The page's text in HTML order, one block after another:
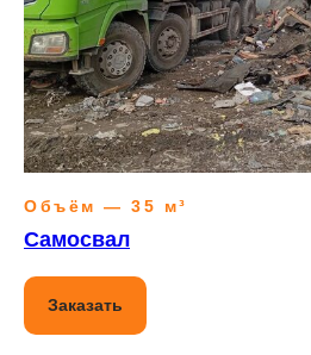
Объём — 35 м³
Самосвал
Заказать